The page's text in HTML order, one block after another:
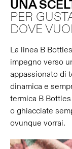
UNA
PER
DOVE
La linea B
impegno verso
appassionato di
dinamica e
termica B
o ghiacciate
ovunque vorrai.